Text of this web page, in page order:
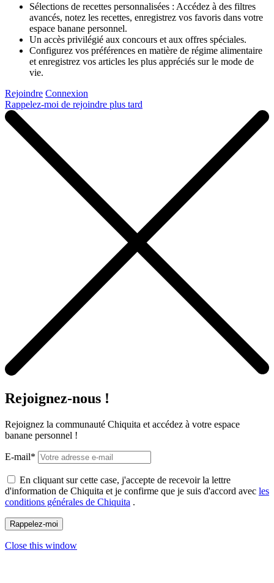
Sélections de recettes personnalisées : Accédez à des filtres
avancés, notez les recettes, enregistrez vos favoris dans votre
espace banane personnel.
Un accès privilégié aux concours et aux offres spéciales.
Configurez vos préférences en matière de régime alimentaire
et enregistrez vos articles les plus appréciés sur le mode de
vie.
Rejoindre Connexion
Rappelez-moi de rejoindre plus tard
Rejoignez-nous !
Rejoignez la communauté Chiquita et accédez à votre espace
banane personnel !
E-mail*
En cliquant sur cette case, j'accepte de recevoir la lettre
d'information de Chiquita et je confirme que je suis d'accord avec les
conditions générales de Chiquita .
Close this window